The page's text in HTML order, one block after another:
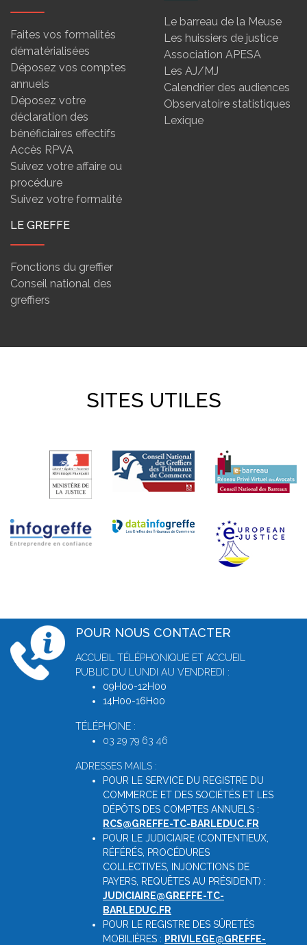
Faites vos formalités
dématérialisées
Déposez vos comptes
annuels
Déposez votre
déclaration des
bénéficiaires effectifs
Accès RPVA
Suivez votre affaire ou
procédure
Suivez votre formalité
Le barreau de la Meuse
Les huissiers de justice
Association APESA
Les AJ/MJ
Calendrier des audiences
Observatoire statistiques
Lexique
LE GREFFE
Fonctions du greffier
Conseil national des
greffiers
SITES UTILES
POUR NOUS CONTACTER
ACCUEIL TÉLÉPHONIQUE ET ACCUEIL
PUBLIC DU LUNDI AU VENDREDI :
09H00-12H00
14H00-16H00
TÉLÉPHONE :
03 29 79 63 46
ADRESSES MAILS :
POUR LE SERVICE DU REGISTRE DU
COMMERCE ET DES SOCIÉTÉS ET LES
DÉPÔTS DES COMPTES ANNUELS :
RCS@GREFFE-TC-BARLEDUC.FR
POUR LE JUDICIAIRE (CONTENTIEUX,
RÉFÉRÉS, PROCÉDURES
COLLECTIVES, INJONCTIONS DE
PAYERS, REQUÊTES AU PRÉSIDENT) :
JUDICIAIRE@GREFFE-TC-
BARLEDUC.FR
POUR LE REGISTRE DES SÛRETÉS
MOBILIÈRES : PRIVILEGE@GREFFE-